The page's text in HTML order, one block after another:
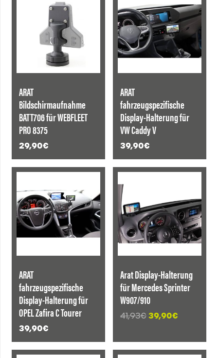
ARAT
Bildschirmaufnahme
BATT706 für WEBFLEET
PRO 8375
29,90€
ARAT
fahrzeugspezifische
Display-Halterung für
VW Caddy V
39,90€
ARAT
fahrzeugspezifische
Display-Halterung für
OPEL Zafira C Tourer
39,90€
Arat Display-Halterung
für Mercedes Sprinter
W907/910
41,93€Ursprünglicher
war:
41,93€
39,90€
ist:
39,90€.